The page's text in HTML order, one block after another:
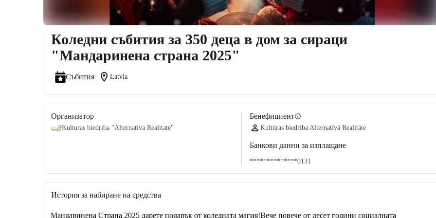
Коледни събития за 350 деца в дом за сираци
"Мандаринена страна 2025"
Събития location_on Latvia
Организатор
Kulturas biedriba "Alternativa Realitate"
Бенефициентinfo
Kultūras biedrība Alternatīvā Realitāte
Банкови данни за изплащане
**************0131
История за набиране на средства
Мандаринена Страна 2025 дарете подарък от коледната магия!Вече повече от десет години социалната